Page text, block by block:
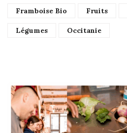
Framboise Bio Fruits
Légumes Occitanie